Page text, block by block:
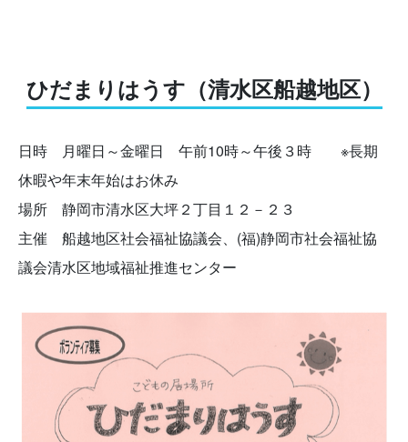
ひだまりはうす（清水区船越地区）
日時 月曜日～金曜日 午前10時～午後３時 ※長期
休暇や年末年始はお休み
場所 静岡市清水区大坪２丁目１２－２３
主催 船越地区社会福祉協議会、(福)静岡市社会福祉協
議会清水区地域福祉推進センター